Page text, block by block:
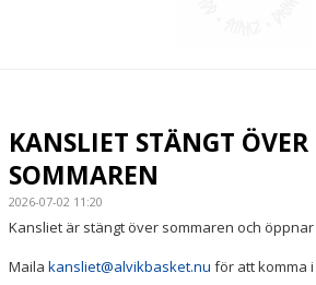
KONTAKT
KANSLIET STÄNGT ÖVER
SOMMAREN
2026-07-02 11:20
Kansliet är stängt över sommaren och öppnar
Maila kansliet@alvikbasket.nu för att komma